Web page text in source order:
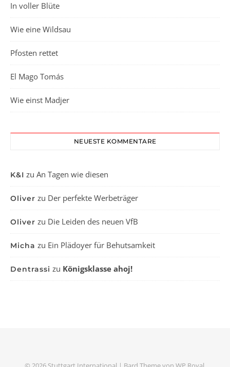
In voller Blüte
Wie eine Wildsau
Pfosten rettet
El Mago Tomás
Wie einst Madjer
NEUESTE KOMMENTARE
K&I zu An Tagen wie diesen
Oliver zu Der perfekte Werbeträger
Oliver zu Die Leiden des neuen VfB
Micha zu Ein Plädoyer für Behutsamkeit
Dentrassi zu Königsklasse ahoj!